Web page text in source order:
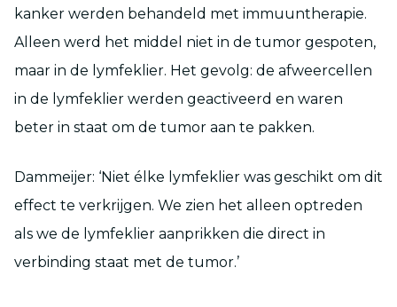
kanker werden behandeld met immuuntherapie.
Alleen werd het middel niet in de tumor gespoten,
maar in de lymfeklier. Het gevolg: de afweercellen
in de lymfeklier werden geactiveerd en waren
beter in staat om de tumor aan te pakken.
Dammeijer: ‘Niet élke lymfeklier was geschikt om dit
effect te verkrijgen. We zien het alleen optreden
als we de lymfeklier aanprikken die direct in
verbinding staat met de tumor.’